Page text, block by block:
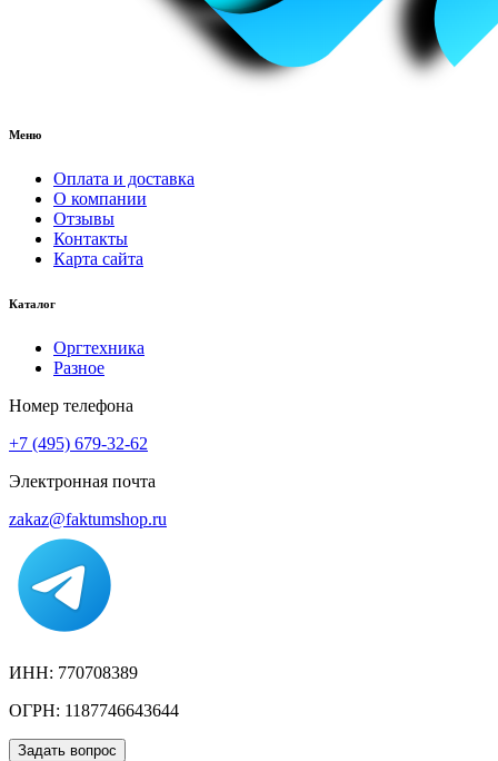
Меню
Оплата и доставка
О компании
Отзывы
Контакты
Карта сайта
Каталог
Оргтехника
Разное
Номер телефона
+7 (495) 679-32-62
Электронная почта
zakaz@faktumshop.ru
ИНН: 770708389
ОГРН: 1187746643644
Задать вопрос